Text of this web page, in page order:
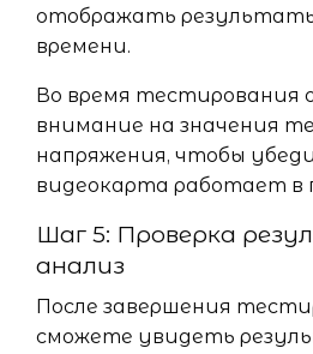
отображать
времени.
Во время тестирования
внимание на значения
напряжения, чтобы
видеокарта работает в
Шаг 5: Проверка
анализ
После завершения
сможете увидеть